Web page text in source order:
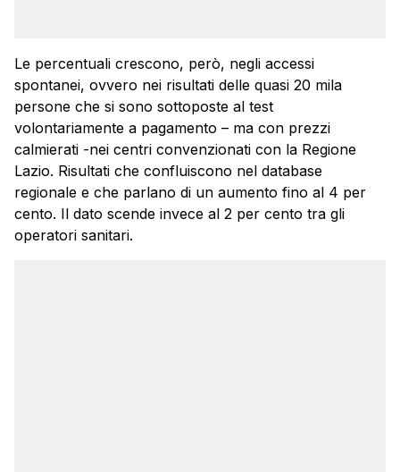
Le percentuali crescono, però, negli accessi
spontanei, ovvero nei risultati delle quasi 20 mila
persone che si sono sottoposte al test
volontariamente a pagamento – ma con prezzi
calmierati -nei centri convenzionati con la Regione
Lazio. Risultati che confluiscono nel database
regionale e che parlano di un aumento fino al 4 per
cento. Il dato scende invece al 2 per cento tra gli
operatori sanitari.